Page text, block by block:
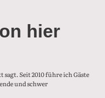
hier
Seit 2010 führe ich Gäste
und schwer